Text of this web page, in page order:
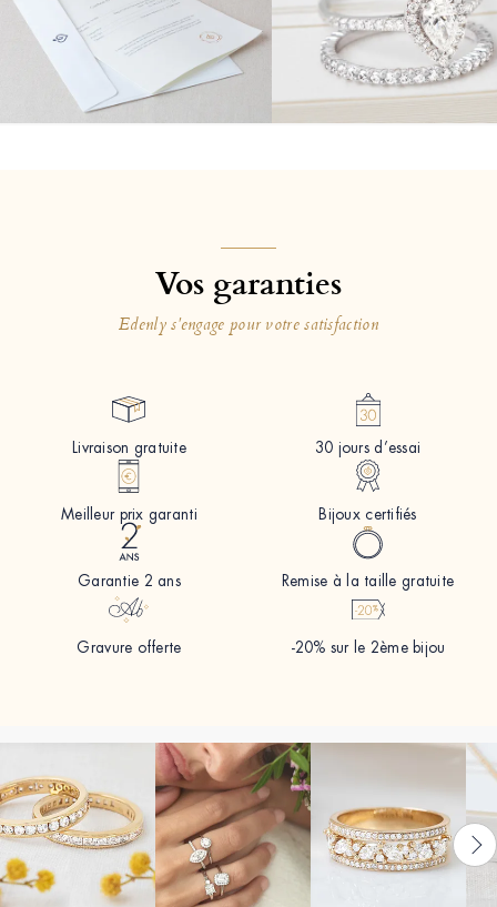
Vos garanties
Edenly s'engage pour votre satisfaction
Livraison gratuite 30 jours d’essai
Meilleur prix garanti Bijoux certifiés
Garantie 2 ans Remise à la taille gratuite
Gravure offerte -20% sur le 2ème bijou